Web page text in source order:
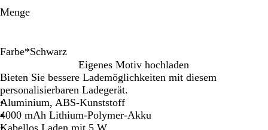
Menge
Farbe*Schwarz
c
h
w
a
r
i
l
b
e
r
Eigenes Motiv hochladen
Bieten Sie bessere Lademöglichkeiten mit diesem
personalisierbaren Ladegerät.
Aluminium, ABS-Kunststoff
4000 mAh Lithium-Polymer-Akku